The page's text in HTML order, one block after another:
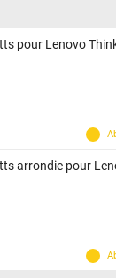
pour Lenovo
arrondie pour